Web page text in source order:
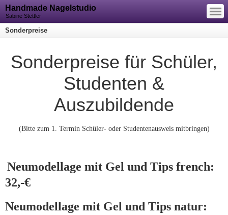
Handmade Nagelstudio
Sabine Stettler
—
—
—
Sonderpreise
Sonderpreise für Schüler,
Studenten &
Auszubildende
(Bitte zum 1. Termin Schüler- oder Studentenausweis mitbringen)
Neumodellage mit Gel und Tips french:
32,-€
Neumodellage mit Gel und Tips natur: